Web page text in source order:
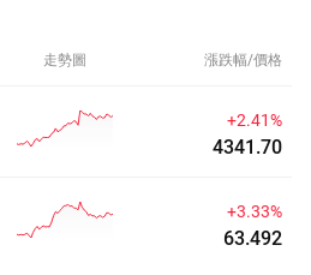
走勢圖 漲跌幅/價格
+2.41%
4341.70
+3.33%
63.492